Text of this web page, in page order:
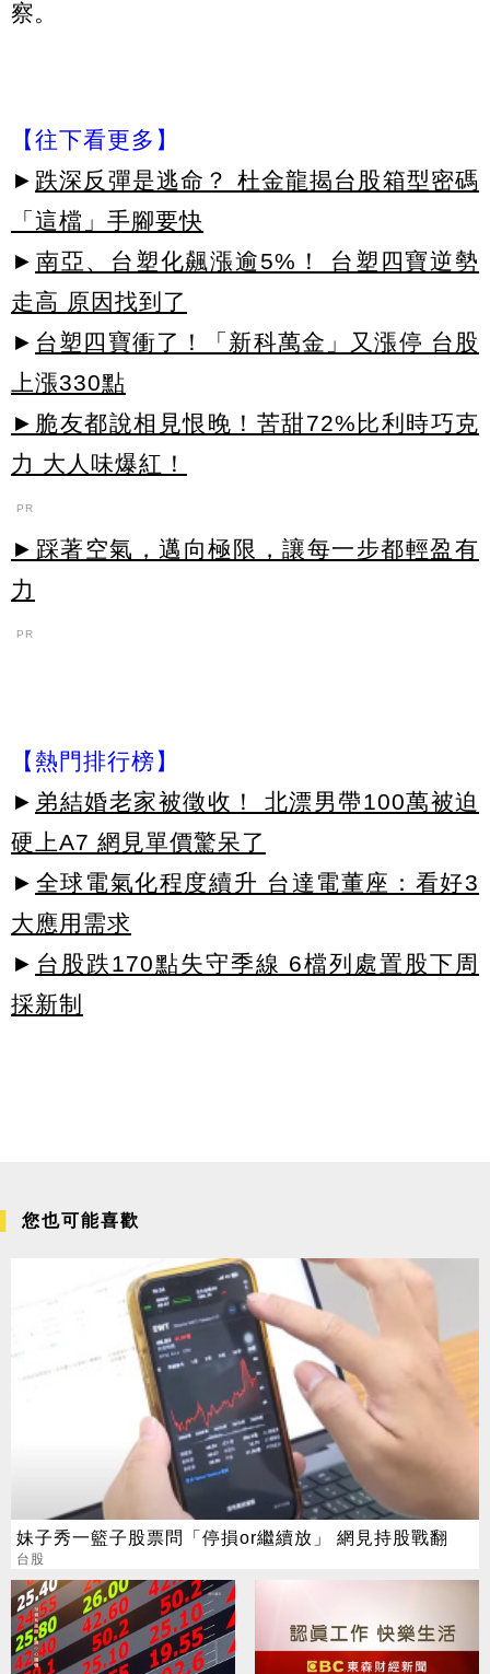
察。
【往下看更多】
► 跌深反彈是逃命？ 杜金龍揭台股箱型密碼
「這檔」手腳要快
► 南亞、台塑化飆漲逾5%！ 台塑四寶逆勢
走高 原因找到了
► 台塑四寶衝了！「新科萬金」又漲停 台股
上漲330點
►脆友都說相見恨晚！苦甜72%比利時巧克
力 大人味爆紅！
PR
►踩著空氣，邁向極限，讓每一步都輕盈有
力
PR
【熱門排行榜】
► 弟結婚老家被徵收！ 北漂男帶100萬被迫
硬上A7 網見單價驚呆了
► 全球電氣化程度續升 台達電董座：看好3
大應用需求
► 台股跌170點失守季線 6檔列處置股下周
採新制
您也可能喜歡
妹子秀一籃子股票問「停損or繼續放」 網見持股戰翻
台股